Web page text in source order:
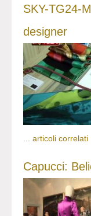
SKY-TG24-
designer
... articoli correlati
Capucci: